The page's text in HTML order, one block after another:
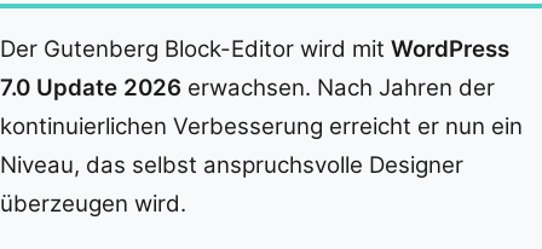
Der Gutenberg Block-Editor wird mit WordPress
7.0 Update 2026 erwachsen. Nach Jahren der
kontinuierlichen Verbesserung erreicht er nun ein
Niveau, das selbst anspruchsvolle Designer
überzeugen wird.